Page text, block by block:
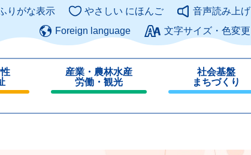
このページの本文へ
りがな表示 やさしい にほんご
音声読み上げ
Foreign language
文字サイズ・色変更
産業・農林水産
労働・観光
じ
社会基盤
まちづくり
じ